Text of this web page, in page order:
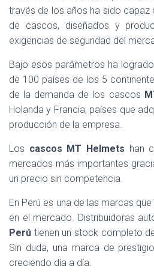
través de los años ha sido capaz
de cascos, diseñados y
exigencias de seguridad del
Bajo esos parámetros ha
de 100 países de los 5
de la demanda de los cascos
Holanda y Francia, países que
producción de la empresa.
Los cascos MT Helmets han
mercados más importantes
un precio sin competencia.
En Perú es una de las marcas
en el mercado. Distribuidoras
Perú tienen un stock completo
Sin duda, una marca de
creciendo día a día.